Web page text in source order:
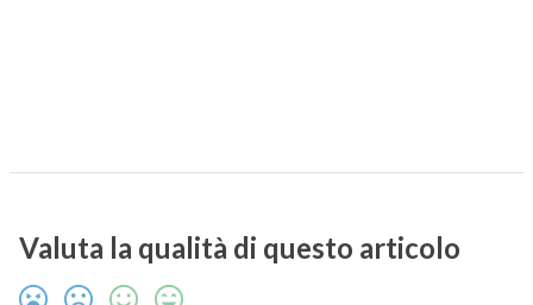
Valuta la qualità di questo articolo